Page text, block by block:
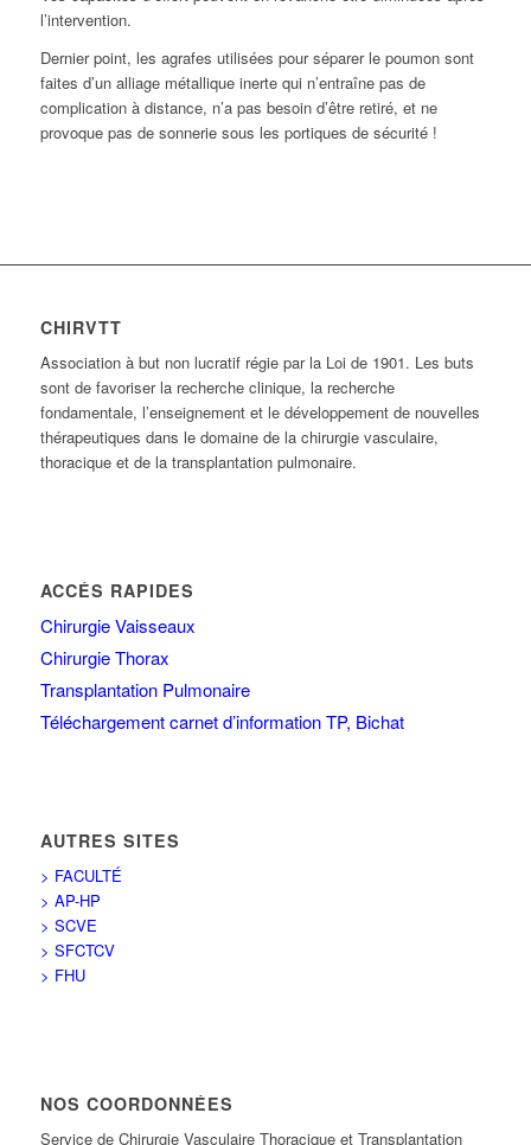
l’intervention.
Dernier point, les agrafes utilisées pour séparer le poumon sont
faites d’un alliage métallique inerte qui n’entraîne pas de
complication à distance, n’a pas besoin d’être retiré, et ne
provoque pas de sonnerie sous les portiques de sécurité !
CHIRVTT
Association à but non lucratif régie par la Loi de 1901. Les buts
sont de favoriser la recherche clinique, la recherche
fondamentale, l’enseignement et le développement de nouvelles
thérapeutiques dans le domaine de la chirurgie vasculaire,
thoracique et de la transplantation pulmonaire.
ACCÉS RAPIDES
Chirurgie Vaisseaux
Chirurgie Thorax
Transplantation Pulmonaire
Téléchargement carnet d’information TP, Bichat
AUTRES SITES
> FACULTÉ
> AP-HP
> SCVE
> SFCTCV
> FHU
NOS COORDONNÉES
Service de Chirurgie Vasculaire Thoracique et Transplantation